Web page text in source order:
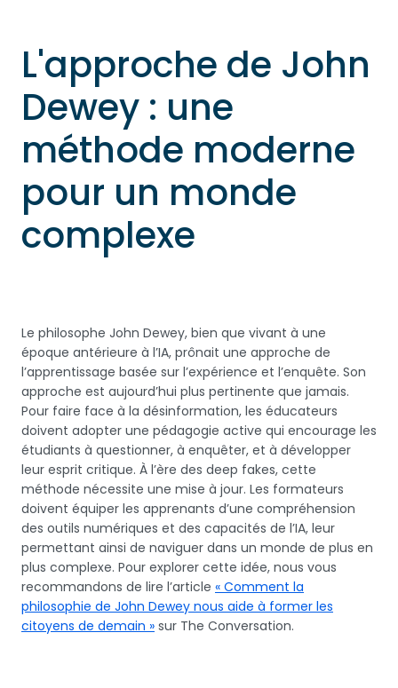
L'approche de John
Dewey : une
méthode moderne
pour un monde
complexe
Le philosophe John Dewey, bien que vivant à une
époque antérieure à l’IA, prônait une approche de
l’apprentissage basée sur l’expérience et l’enquête. Son
approche est aujourd’hui plus pertinente que jamais.
Pour faire face à la désinformation, les éducateurs
doivent adopter une pédagogie active qui encourage les
étudiants à questionner, à enquêter, et à développer
leur esprit critique. À l’ère des deep fakes, cette
méthode nécessite une mise à jour. Les formateurs
doivent équiper les apprenants d’une compréhension
des outils numériques et des capacités de l’IA, leur
permettant ainsi de naviguer dans un monde de plus en
plus complexe. Pour explorer cette idée, nous vous
recommandons de lire l’article « Comment la
philosophie de John Dewey nous aide à former les
citoyens de demain » sur The Conversation.